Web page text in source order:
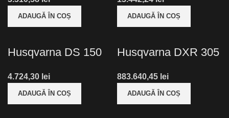
ADAUGĂ ÎN COȘ ADAUGĂ ÎN COȘ
Husqvarna DS 150
lei
ADAUGĂ ÎN COȘ
Husqvarna DXR 305
lei
ADAUGĂ ÎN COȘ